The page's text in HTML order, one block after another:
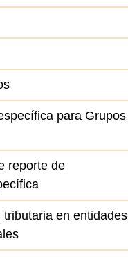
para Grupos
reporte de
tributaria en entidades